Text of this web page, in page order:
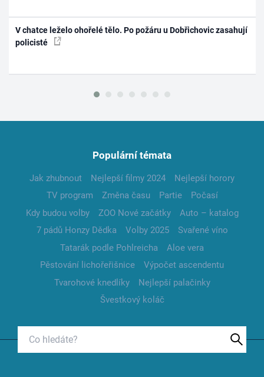
V chatce leželo ohořelé tělo. Po požáru u Dobřichovic zasahují
policisté
Populární témata
Jak zhubnout Nejlepší filmy 2024
Nejlepší horory
TV program
Změna času Partie
Počasí
Kdy budou volby
ZOO Nové začátky
Auto – katalog
7 pádů Honzy Dědka
Volby 2025
Svařené víno
Tatarák podle Pohlreicha
Aloe vera
Pěstování lichořeřišnice
Výpočet ascendentu
Tvarohové knedlíky
Nejlepší palačinky
Švestkový koláč